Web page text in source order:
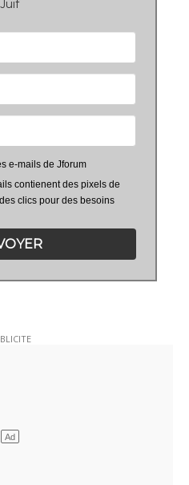
Juif
e-mails de Jforum
contienent des pixels de
clics pour des besoins